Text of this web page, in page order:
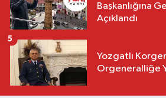
Başkanlığına
Açıklandı
Yozgatlı
Orgeneralliğe
5